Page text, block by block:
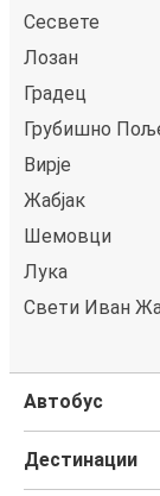
Сесвете
Лозан
Градец
Грубишно
Вирје
Жабјак
Шемовци
Лука
Свети Иван
Автобус
Дестинации